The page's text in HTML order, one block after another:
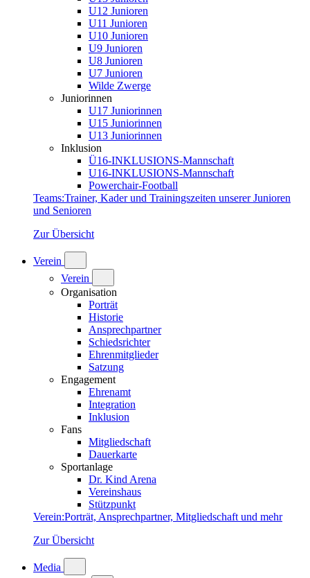
U12 Junioren
U11 Junioren
U10 Junioren
U9 Junioren
U8 Junioren
U7 Junioren
Wilde Zwerge
Juniorinnen
U17 Juniorinnen
U15 Juniorinnen
U13 Juniorinnen
Inklusion
Ü16-INKLUSIONS-Mannschaft
U16-INKLUSIONS-Mannschaft
Powerchair-Football
Teams:Trainer, Kader und Trainingszeiten unserer Junioren
und Senioren
Zur Übersicht
Verein
Verein
Organisation
Porträt
Historie
Ansprechpartner
Schiedsrichter
Ehrenmitglieder
Satzung
Engagement
Ehrenamt
Integration
Inklusion
Fans
Mitgliedschaft
Dauerkarte
Sportanlage
Dr. Kind Arena
Vereinshaus
Stützpunkt
Verein:Porträt, Ansprechpartner, Mitgliedschaft und mehr
Zur Übersicht
Media